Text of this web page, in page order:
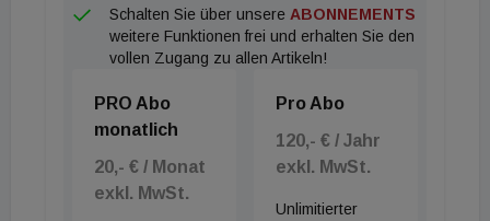
Schalten Sie über unsere ABONNEMENTS
weitere Funktionen frei und erhalten Sie den
vollen Zugang zu allen Artikeln!
PRO Abo
monatlich
20,- € / Monat
exkl. MwSt.
Pro Abo
120,- € / Jahr
exkl. MwSt.
Unlimitierter